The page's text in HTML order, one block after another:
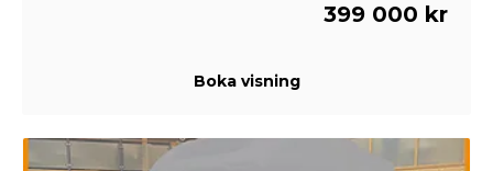
399 000 kr
Boka visning